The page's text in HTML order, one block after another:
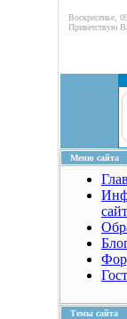
Воскресенье,
Приветствую
Меню сайта
Темы сайта